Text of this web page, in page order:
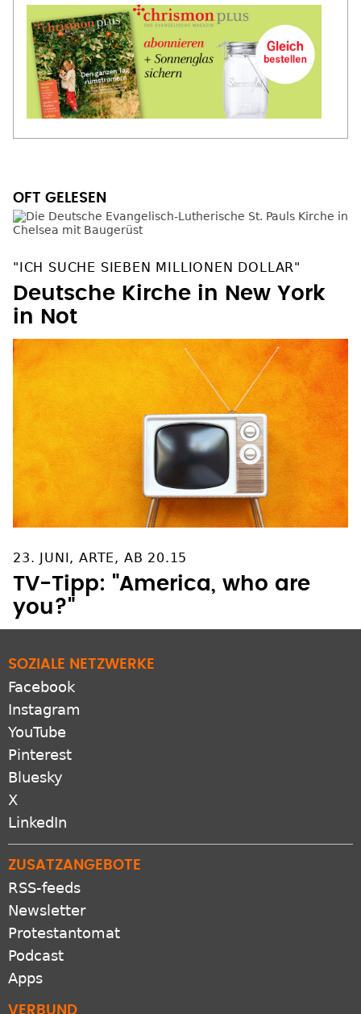
OFT GELESEN
"ICH SUCHE SIEBEN MILLIONEN DOLLAR"
Deutsche Kirche in New York
in Not
23. JUNI, ARTE, AB 20.15
TV-Tipp: "America, who are
you?"
SOZIALE NETZWERKE
Facebook
Instagram
YouTube
Pinterest
Bluesky
X
LinkedIn
ZUSATZANGEBOTE
RSS-feeds
Newsletter
Protestantomat
Podcast
Apps
VERBUND